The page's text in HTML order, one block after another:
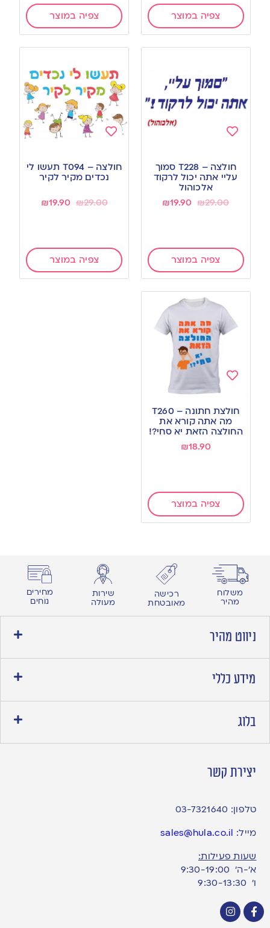
צפיה במוצר צפיה במוצר
to
wishlist
חולצה – T228 סמוך
עליי אתה יכול לרקוד
אלכוהול
₪29.00
₪19.90
צפיה במוצר
to
wishlist
חולצה – T094 תעשו לי
נכדים מקיר לקיר
₪29.00
₪19.90
צפיה במוצר
to
wishlist
חולצת חתונה – T260
מה אתה קורא את
החולצה הזאת יא סחי?!
₪18.90
צפיה במוצר
משלוח
מהיר
רכישה
מאובטחת
שירות
מעולה
מחירים
נוחים
ניווט מהיר
מידע כללי
בלוג
יצירת קשר
טלפון: 03-7321640
מייל: sales@hula.co.il
שעות פעילות:
א’-ה’ 9:30-19:00
ו׳ 9:30-13:30